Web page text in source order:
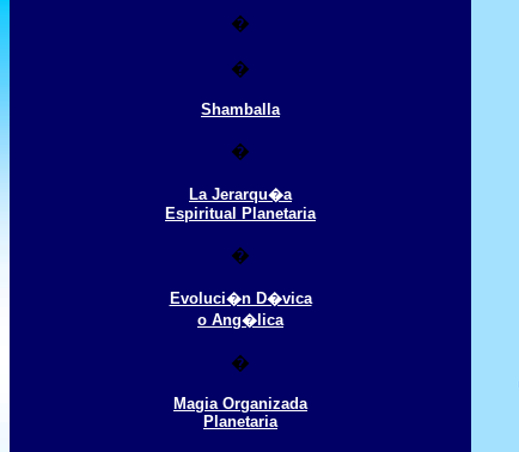
�
�
Shamballa
�
La Jerarqu�a
Espiritual Planetaria
�
Evoluci�n D�vica
o Ang�lica
�
Magia Organizada
Planetaria